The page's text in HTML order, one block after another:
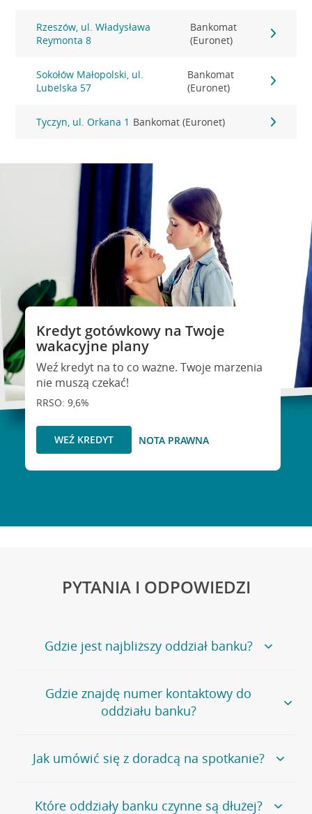
Rzeszów, ul. Władysława
Reymonta 8
Bankomat
(Euronet)
Sokołów Małopolski, ul.
Lubelska 57
Bankomat
(Euronet)
Tyczyn, ul. Orkana 1 Bankomat (Euronet)
Kredyt gotówkowy na Twoje
wakacyjne plany
Weź kredyt na to co ważne. Twoje marzenia
nie muszą czekać!
RRSO: 9,6%
WEŹ KREDYT NOTA PRAWNA
PYTANIA I ODPOWIEDZI
Gdzie jest najbliższy oddział banku?
Jeśli szukasz oddziału naszego banku, zapraszamy na
stronęPlacówki i bankomaty, na której znajduje się
wygodna wyszukiwarka.
oddziałów
Gdzie znajdę numer kontaktowy do
oddziału banku?
Bank Credit Agricole nie udostępnia ogólnego numeru
telefonu do placówki bankowej.
umówienia się z doradcą w placówce bankowej .
Jak umówić się z doradcą na spotkanie?
Jeśli jesteś już naszym
Które oddziały banku czynne są dłużej?